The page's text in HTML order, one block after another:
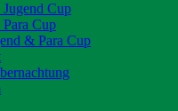
Cup
Cup
& Para Cup